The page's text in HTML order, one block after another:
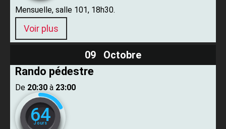
Mensuelle, salle 101, 18h30.
Voir plus
09 Octobre
Rando pédestre
De ​ 20:30 ​ à ​ 23:00
64
Jours